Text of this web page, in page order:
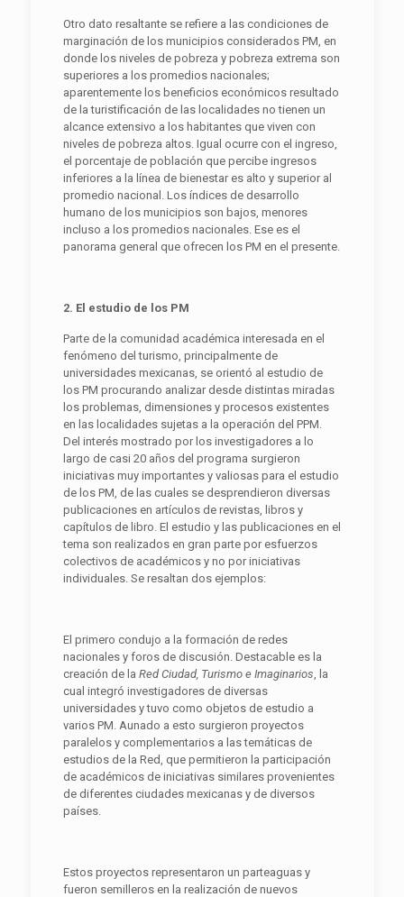
Otro dato resaltante se refiere a las condiciones de
marginación de los municipios considerados PM, en
donde los niveles de pobreza y pobreza extrema son
superiores a los promedios nacionales;
aparentemente los beneficios económicos resultado
de la turistificación de las localidades no tienen un
alcance extensivo a los habitantes que viven con
niveles de pobreza altos. Igual ocurre con el ingreso,
el porcentaje de población que percibe ingresos
inferiores a la línea de bienestar es alto y superior al
promedio nacional. Los índices de desarrollo
humano de los municipios son bajos, menores
incluso a los promedios nacionales. Ese es el
panorama general que ofrecen los PM en el presente.
2. El estudio de los PM
Parte de la comunidad académica interesada en el
fenómeno del turismo, principalmente de
universidades mexicanas, se orientó al estudio de
los PM procurando analizar desde distintas miradas
los problemas, dimensiones y procesos existentes
en las localidades sujetas a la operación del PPM.
Del interés mostrado por los investigadores a lo
largo de casi 20 años del programa surgieron
iniciativas muy importantes y valiosas para el estudio
de los PM, de las cuales se desprendieron diversas
publicaciones en artículos de revistas, libros y
capítulos de libro. El estudio y las publicaciones en el
tema son realizados en gran parte por esfuerzos
colectivos de académicos y no por iniciativas
individuales. Se resaltan dos ejemplos:
El primero condujo a la formación de redes
nacionales y foros de discusión. Destacable es la
creación de la Red Ciudad, Turismo e Imaginarios , la
cual integró investigadores de diversas
universidades y tuvo como objetos de estudio a
varios PM. Aunado a esto surgieron proyectos
paralelos y complementarios a las temáticas de
estudios de la Red, que permitieron la participación
de académicos de iniciativas similares provenientes
de diferentes ciudades mexicanas y de diversos
países.
Estos proyectos representaron un parteaguas y
fueron semilleros en la realización de nuevos